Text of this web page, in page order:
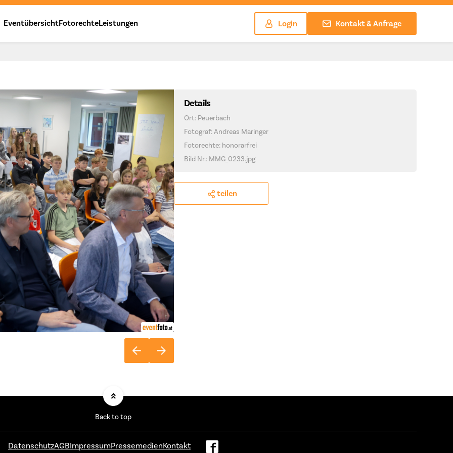
EventübersichtFotorechteLeistungen Login Kontakt & Anfrage
Details
Ort: Peuerbach
Fotograf: Andreas Maringer
Fotorechte: honorarfrei
Bild Nr.: MMG_0233.jpg
teilen
Back to top
DatenschutzAGBImpressumPressemedienKontakt